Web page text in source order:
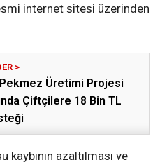
internet sitesi üzerinden
Üretimi Projesi
Çiftçilere 18 Bin TL
kaybının azaltılması ve